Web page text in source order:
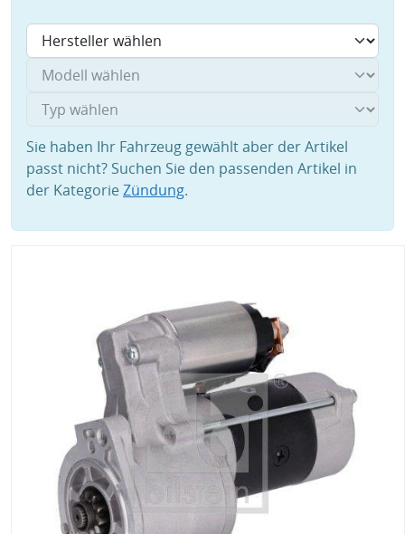
Sie haben Ihr Fahrzeug gewählt aber der Artikel
passt nicht? Suchen Sie den passenden Artikel in
der KategorieZündung.